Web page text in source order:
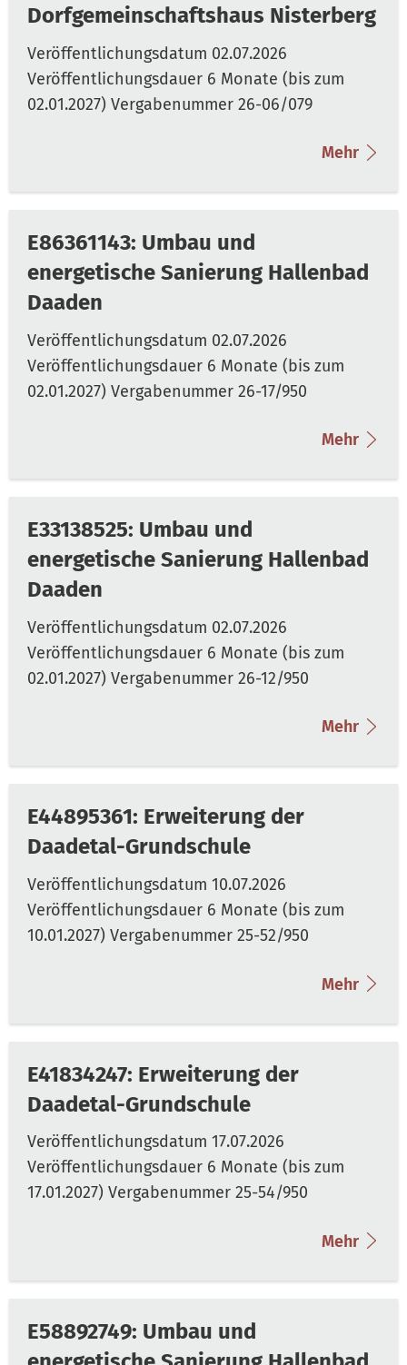
Dorfgemeinschaftshaus Nisterberg
Mehr
E86361143: Umbau und
energetische Sanierung Hallenbad
Daaden
Mehr
E33138525: Umbau und
energetische Sanierung Hallenbad
Daaden
Mehr
E44895361: Erweiterung der
Daadetal-Grundschule
Mehr
E41834247: Erweiterung der
Daadetal-Grundschule
Mehr
E58892749: Umbau und